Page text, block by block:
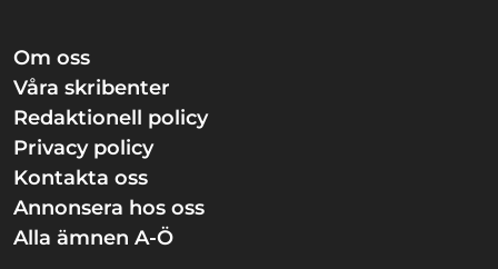
Om oss
Våra skribenter
Redaktionell policy
Privacy policy
Kontakta oss
Annonsera hos oss
Alla ämnen A-Ö